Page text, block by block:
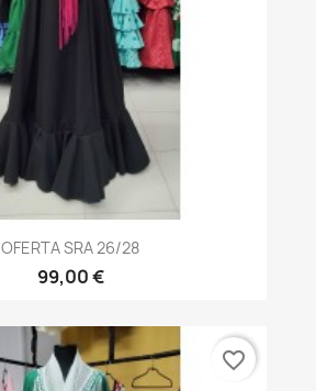
OFERTA SRA 26/28
99,00 €
favorite_border